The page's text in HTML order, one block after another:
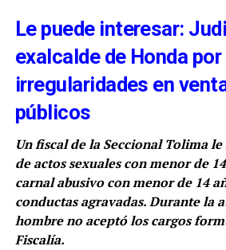
Le puede interesar:
exalcalde de Honda
irregularidades en
públicos
Un fiscal de la Seccional Tolima
de actos sexuales con menor de
carnal abusivo con menor de 14
conductas agravadas. Durante la
hombre no aceptó los cargos
Fiscalía.